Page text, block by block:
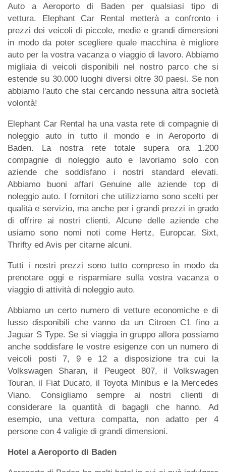
Auto a Aeroporto di Baden per qualsiasi tipo di
vettura. Elephant Car Rental metterà a confronto i
prezzi dei veicoli di piccole, medie e grandi dimensioni
in modo da poter scegliere quale macchina è migliore
auto per la vostra vacanza o viaggio di lavoro. Abbiamo
migliaia di veicoli disponibili nel nostro parco che si
estende su 30.000 luoghi diversi oltre 30 paesi. Se non
abbiamo l'auto che stai cercando nessuna altra società
volontà!
Elephant Car Rental ha una vasta rete di compagnie di
noleggio auto in tutto il mondo e in Aeroporto di
Baden. La nostra rete totale supera ora 1.200
compagnie di noleggio auto e lavoriamo solo con
aziende che soddisfano i nostri standard elevati.
Abbiamo buoni affari Genuine alle aziende top di
noleggio auto. I fornitori che utilizziamo sono scelti per
qualità e servizio, ma anche per i grandi prezzi in grado
di offrire ai nostri clienti. Alcune delle aziende che
usiamo sono nomi noti come Hertz, Europcar, Sixt,
Thrifty ed Avis per citarne alcuni.
Tutti i nostri prezzi sono tutto compreso in modo da
prenotare oggi e risparmiare sulla vostra vacanza o
viaggio di attività di noleggio auto.
Abbiamo un certo numero di vetture economiche e di
lusso disponibili che vanno da un Citroen C1 fino a
Jaguar S Type. Se si viaggia in gruppo allora possiamo
anche soddisfare le vostre esigenze con un numero di
veicoli posti 7, 9 e 12 a disposizione tra cui la
Volkswagen Sharan, il Peugeot 807, il Volkswagen
Touran, il Fiat Ducato, il Toyota Minibus e la Mercedes
Viano. Consigliamo sempre ai nostri clienti di
considerare la quantità di bagagli che hanno. Ad
esempio, una vettura compatta, non adatto per 4
persone con 4 valigie di grandi dimensioni.
Hotel a Aeroporto di Baden